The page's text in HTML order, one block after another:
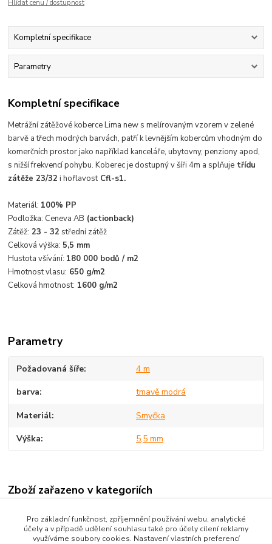
Hlídat cenu / dostupnost
Kompletní specifikace
Parametry
Kompletní specifikace
Metrážní zátěžové koberce Lima new s melírovaným vzorem v zelené
barvě a třech modrých barvách,patří k levnějším kobercům vhodným do
komerčních prostor jako například kanceláře, ubytovny, penziony apod,
s nižší frekvencí pohybu. Koberec je dostupný v šíři 4m a splňuje třídu
zátěže 23/32 i hořlavostCfl-s1.
Materiál: 100% PP
Podložka: Ceneva AB (actionback)
Zátěž: 23 - 32 střední zátěž
Celková výška: 5,5 mm
Hustota všívání: 180 000 bodů / m2
Hmotnost vlasu: 650 g/m2
Celková hmotnost: 1600 g/m2
Parametry
Požadovaná šíře 4 m
barva tmavě modrá
Materiál Smyčka
Výška 5,5 mm
Zboží zařazeno v kategoriích
Smyčkové zátěžové koberce
Pro základní funkčnost, zpříjemnění používání webu, analytické
účely a v případě udělení souhlasu také pro účely cílení reklamy
využíváme soubory cookies. Nastavení vlastních preferencí